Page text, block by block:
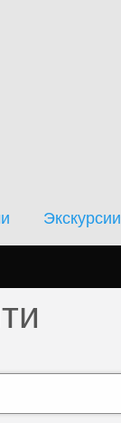
Экскурсии